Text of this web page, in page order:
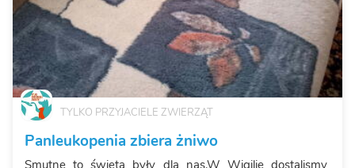
TYLKO PRZYJACIELE ZWIERZĄT
Panleukopenia zbiera żniwo